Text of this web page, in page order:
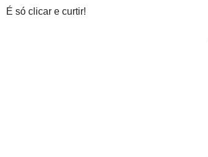
É só clicar e curtir!